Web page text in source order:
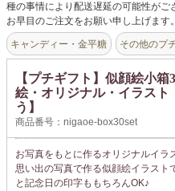
種の事情により配送遅延の可能性が
お早目のご注文をお願い申し上げます。
キャンディー・金平糖 その他のプ
【プチギフト】似顔絵小
絵・オリジナル・イラスト
う】
商品番号：nigaoe-box30set
お写真をもとに作るオリジナルイラ
思い出の写真で作る似顔絵イラスト
と記念日の印字ももちろんOK♪